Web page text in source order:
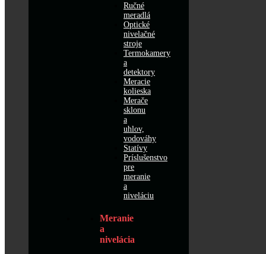
Ručné
meradlá
Optické
nivelačné
stroje
Termokamery
a
detektory
Meracie
kolieska
Merače
sklonu
a
uhlov,
vodováhy
Statívy
Príslušenstvo
pre
meranie
a
niveláciu
Meranie
a
nivelácia